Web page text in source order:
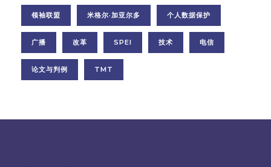
领袖联盟 米格尔·加亚尔多 个人数据保护
广播 改革 SPEI 技术 电信
论文与判例 TMT